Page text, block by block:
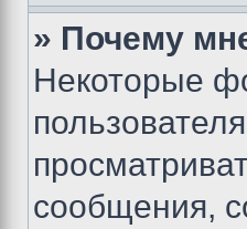
» Почему
Некоторые
сообщения,